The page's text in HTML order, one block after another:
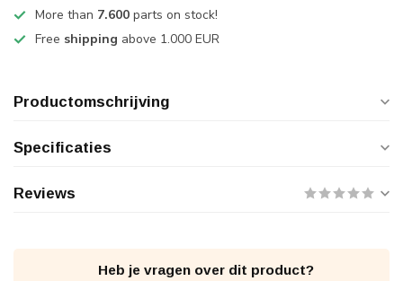
More than 7.600 parts on stock!
Free shipping above 1.000 EUR
Productomschrijving
Specificaties
Reviews
Heb je vragen over dit product?